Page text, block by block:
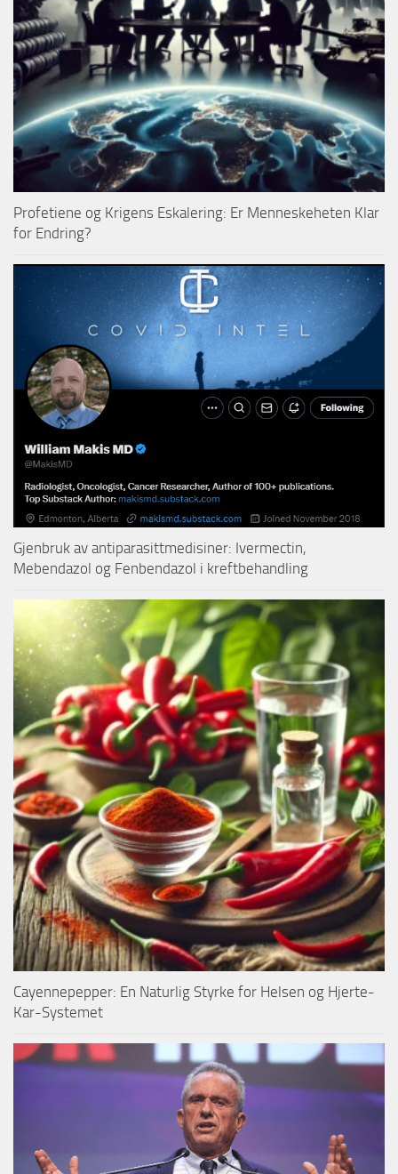
Profetiene og Krigens Eskalering: Er Menneskeheten Klar
for Endring?
Gjenbruk av antiparasittmedisiner: Ivermectin,
Mebendazol og Fenbendazol i kreftbehandling
Cayennepepper: En Naturlig Styrke for Helsen og Hjerte-
Kar-Systemet